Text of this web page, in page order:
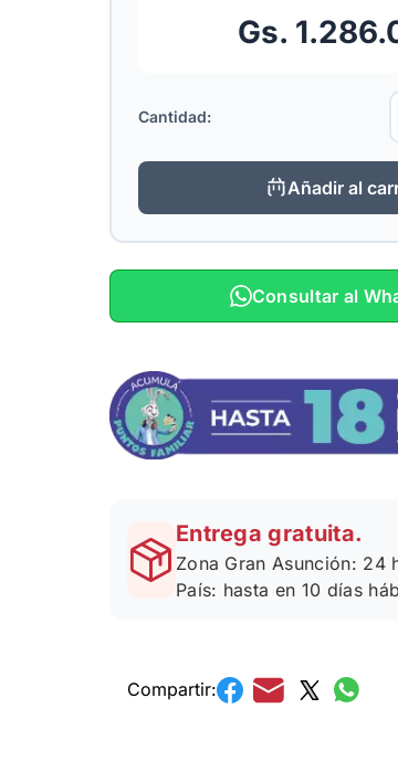
Gs.
Cantidad:
Añadir al
Consultar al
Entrega gratuita.
Zona Gran Asunción: 24
País: hasta en 10 días
Compartir: